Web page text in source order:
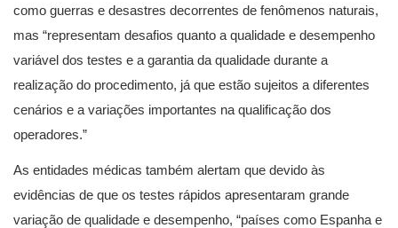
como guerras e desastres decorrentes de fenômenos naturais,
mas “representam desafios quanto a qualidade e desempenho
variável dos testes e a garantia da qualidade durante a
realização do procedimento, já que estão sujeitos a diferentes
cenários e a variações importantes na qualificação dos
operadores.”
As entidades médicas também alertam que devido às
evidências de que os testes rápidos apresentaram grande
variação de qualidade e desempenho, “países como Espanha e